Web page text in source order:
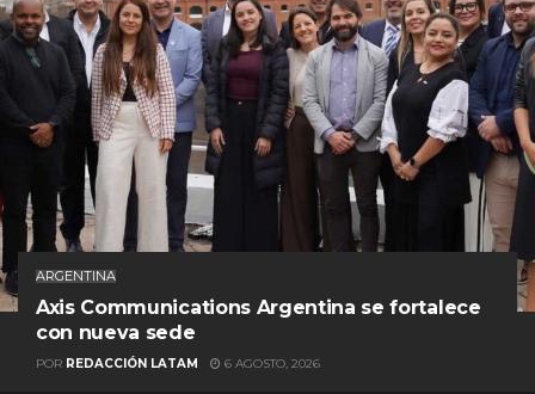
ARGENTINA
Axis Communications Argentina se fortalece
con nueva sede
POR REDACCIÓN LATAM 6 AGOSTO, 2026